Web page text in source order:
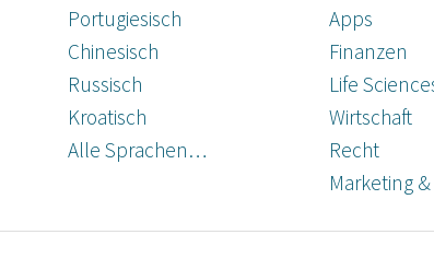
Portugiesisch
Chinesisch
Russisch
Kroatisch
Alle Sprachen…
Apps
Finanzen
Life
Wirtschaft
Recht
Marketing &